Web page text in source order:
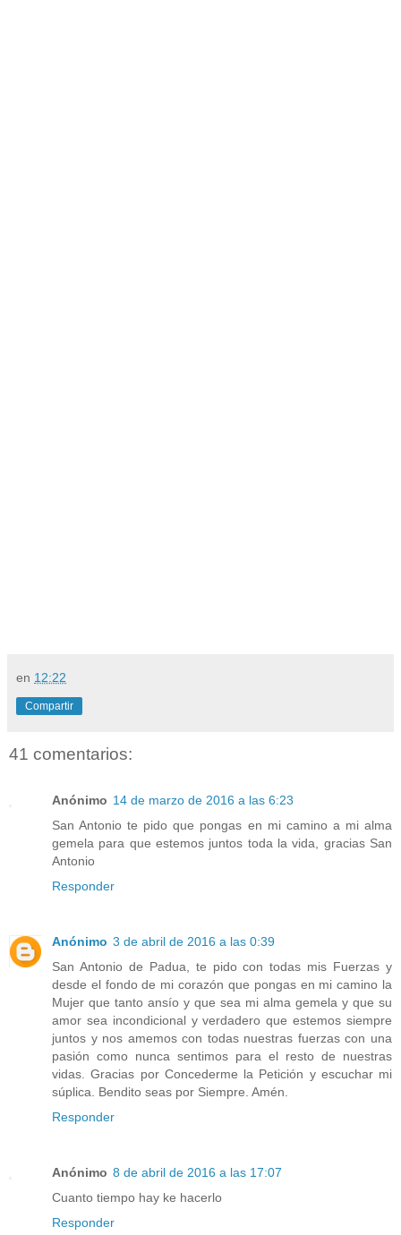
en 12:22
Compartir
41 comentarios:
Anónimo 14 de marzo de 2016 a las 6:23
San Antonio te pido que pongas en mi camino a mi alma
gemela para que estemos juntos toda la vida, gracias San
Antonio
Responder
Anónimo 3 de abril de 2016 a las 0:39
San Antonio de Padua, te pido con todas mis Fuerzas y
desde el fondo de mi corazón que pongas en mi camino la
Mujer que tanto ansío y que sea mi alma gemela y que su
amor sea incondicional y verdadero que estemos siempre
juntos y nos amemos con todas nuestras fuerzas con una
pasión como nunca sentimos para el resto de nuestras
vidas. Gracias por Concederme la Petición y escuchar mi
súplica. Bendito seas por Siempre. Amén.
Responder
Anónimo 8 de abril de 2016 a las 17:07
Cuanto tiempo hay ke hacerlo
Responder